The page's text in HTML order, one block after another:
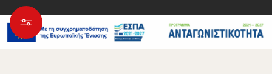
Copyright 2026 © Center Home | Created by